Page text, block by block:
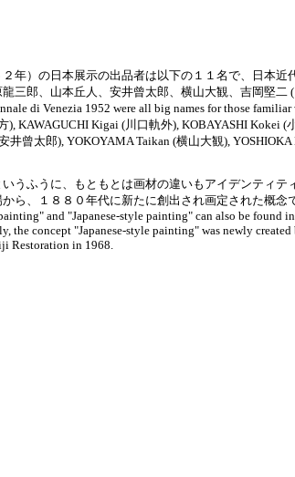
年）の日本展示の出品者は以下の１１名で、日本
三郎、山本丘人、安井曾太郎、横山大観、吉岡堅二 (
di Venezia 1952 were all big names for those
KAWAGUCHI Kigai (川口軌外), KOBAYASHI Kokei (
曾太郎), YOKOYAMA Taikan (横山大観),
うふうに、もともとは画材の違いもアイデンティ
ら、１８８０年代に新たに創出され画定された概念
and "Japanese-style painting" can also be found
the concept "Japanese-style painting" was newly
Restoration in 1968.